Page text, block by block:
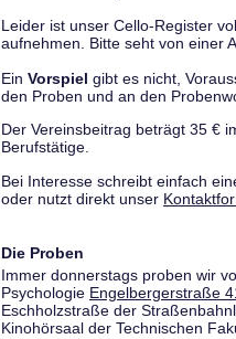
Leider ist unser Cello-Register
aufnehmen. Bitte seht von einer
Ein Vorspiel gibt es nicht,
den Proben und an den
Der Vereinsbeitrag beträgt 35 €
Berufstätige.
Bei Interesse schreibt einfach
oder nutzt direkt unser
Die Proben
Immer donnerstags proben wir
Psychologie Engelbergerstraße
Eschholzstraße der
Kinohörsaal der Technischen